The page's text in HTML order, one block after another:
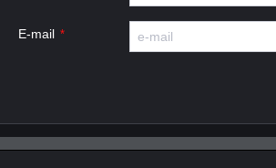
E-mail